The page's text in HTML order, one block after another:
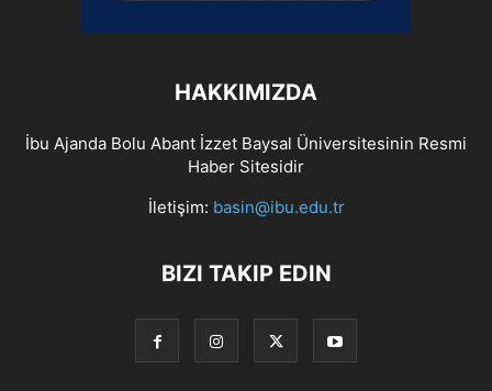
HAKKIMIZDA
İbu Ajanda Bolu Abant İzzet Baysal Üniversitesinin Resmi
Haber Sitesidir
İletişim: basin@ibu.edu.tr
BIZI TAKIP EDIN